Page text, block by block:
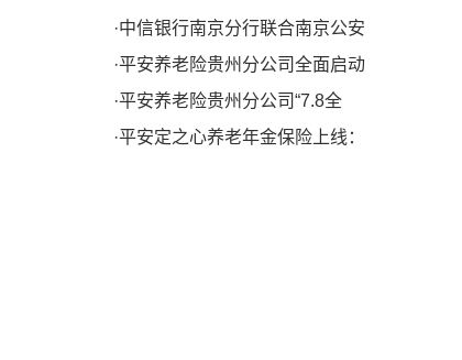
·中信银行南京分行联合南京公安
·平安养老险贵州分公司全面启动
·平安养老险贵州分公司“7.8全
·平安定之心养老年金保险上线：